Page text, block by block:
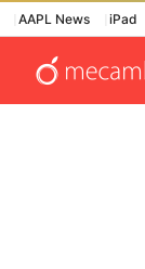
AAPL News iPad